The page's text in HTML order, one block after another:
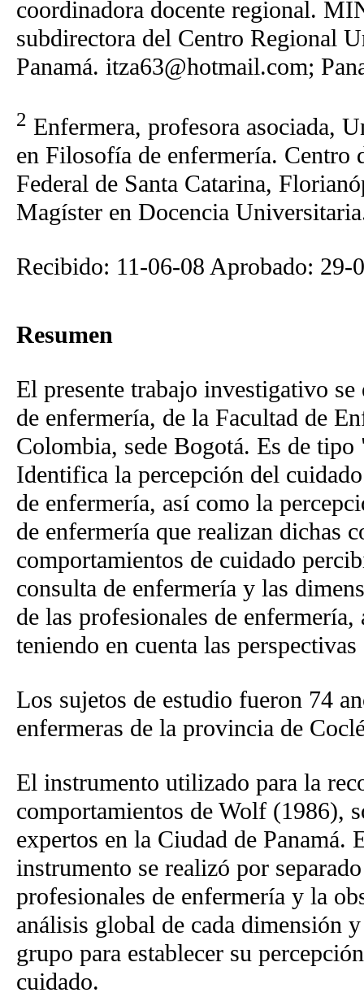
coordinadora docente regional.
subdirectora del Centro Regional
Panamá. itza63@hotmail.com;
2 Enfermera, profesora asociada,
en Filosofía de enfermería. Centro
Federal de Santa Catarina,
Magíster en Docencia
Recibido: 11-06-08 Aprobado: 29-
Resumen
El presente trabajo investigativo
de enfermería, de la Facultad de
Colombia, sede Bogotá. Es de
Identifica la percepción del
de enfermería, así como la
de enfermería que realizan dichas
comportamientos de cuidado
consulta de enfermería y las
de las profesionales de
teniendo en cuenta las
Los sujetos de estudio fueron 74
enfermeras de la provincia de
El instrumento utilizado para la
comportamientos de Wolf (1986),
expertos en la Ciudad de Panamá.
instrumento se realizó por
profesionales de enfermería y la
análisis global de cada dimensión
grupo para establecer su
cuidado.